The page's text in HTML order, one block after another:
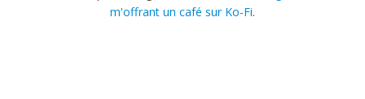
m'offrant un café sur Ko-Fi.